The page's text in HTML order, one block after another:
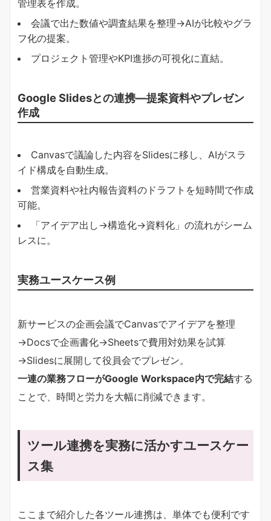
管理表を作成。
会議で出た数値や調査結果を整理→AIが比較やグラ
フ化の提案。
プロジェクト管理やKPI進捗の可視化に直結。
Google Slidesとの連携―提案資料やプレゼン
作成
Canvasで議論した内容をSlidesに移し、AIがスラ
イド構成を自動生成。
営業資料や社内報告資料のドラフトを短時間で作成
可能。
「アイデア出し→構造化→資料化」の流れがシーム
レスに。
実務ユースケース例
新サービスの企画会議でCanvasでアイデアを整理
→Docsで企画書化→Sheetsで費用対効果を試算
→Slidesに展開して役員会でプレゼン。
一連の業務フローがGoogle Workspace内で完結する
ことで、時間と労力を大幅に削減できます。
ツール連携を実務に活かすユースケー
ス集
ここまで紹介した各ツール連携は、単体でも便利です